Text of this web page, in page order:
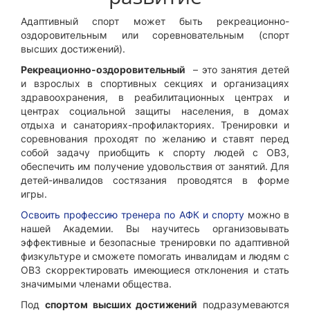
Адаптивный спорт может быть рекреационно-
оздоровительным или соревновательным (спорт
высших достижений).
Рекреационно-оздоровительный – это занятия детей
и взрослых в спортивных секциях и организациях
здравоохранения, в реабилитационных центрах и
центрах социальной защиты населения, в домах
отдыха и санаториях-профилакториях. Тренировки и
соревнования проходят по желанию и ставят перед
собой задачу приобщить к спорту людей с ОВЗ,
обеспечить им получение удовольствия от занятий. Для
детей-инвалидов состязания проводятся в форме
игры.
Освоить профессию тренера по АФК и спортуможно в
нашей Академии. Вы научитесь организовывать
эффективные и безопасные тренировки по адаптивной
физкультуре и сможете помогать инвалидам и людям с
ОВЗ скорректировать имеющиеся отклонения и стать
значимыми членами общества.
Под спортом высших достижений подразумеваются